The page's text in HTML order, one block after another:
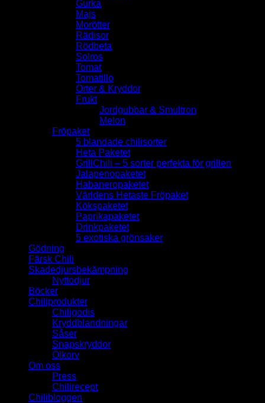
Gurka
Majs
Morötter
Rädisor
Rödbeta
Solros
Tomat
Tomatillo
Örter & Kryddor
Frukt
Jordgubbar & Smultron
Melon
Fröpaket
5 blandade chilisorter
Heta Paketet
GrillChili – 5 sorter perfekta för grillen
Jalapenopaketet
Habaneropaketet
Världens Hetaste Fröpaket
Kökspaketet
Paprikapaketet
Drinkpaketet
5 exotiska grönsaker
Gödning
Färsk Chili
Skadedjursbekämpning
Nyttodjur
Böcker
Chiliprodukter
Chiligodis
Kryddblandningar
Såser
Snapskryddor
Ölkorv
Om oss
Press
Chilirecept
Chilibloggen